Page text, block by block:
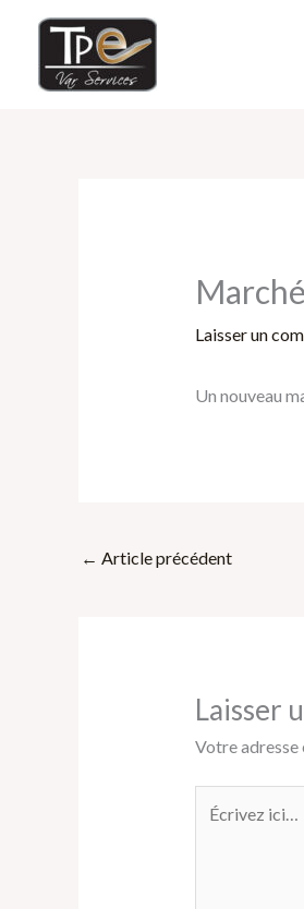
contenu
Laisser un
Un nouveau
← Article précédent
Laisser
Votre adresse
ici…